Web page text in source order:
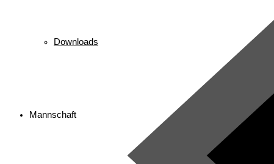
Downloads
Mannschaft